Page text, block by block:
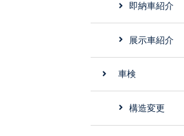
即納車紹介
展示車紹介
車検
構造変更